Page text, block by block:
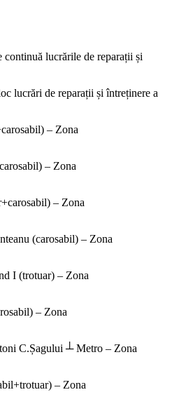
lucrările de reparații și
lucrări de reparații și întreținere a
– Zona
– Zona
– Zona
(carosabil) – Zona
(trotuar) – Zona
– Zona
C.Șagului ┴ Metro – Zona
– Zona